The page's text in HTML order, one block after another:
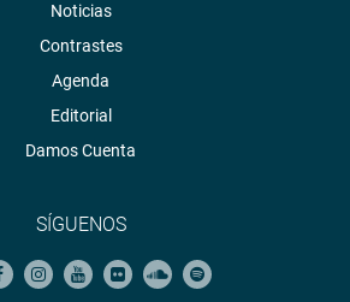
Noticias
Contrastes
Agenda
Editorial
Damos Cuenta
SÍGUENOS